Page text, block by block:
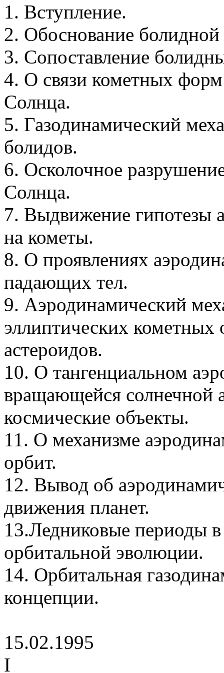
1. Вступление.
2. Обоснование болидной
3. Сопоставление
4. О связи кометных
Солнца.
5. Газодинамический
болидов.
6. Осколочное
Солнца.
7. Выдвижение гипотезы
на кометы.
8. О проявлениях
падающих тел.
9. Аэродинамический
эллиптических
астероидов.
10. О тангенциальном
вращающейся
космические объекты.
11. О механизме
орбит.
12. Вывод об
движения планет.
13.Ледниковые периоды
орбитальной эволюции.
14. Орбитальная
концепции.
15.02.1995
I